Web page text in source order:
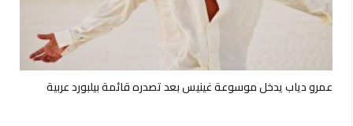
عمرو دياب يدخل موسوعة غينيس بعد تصدره قائمة بيلبورد عربية